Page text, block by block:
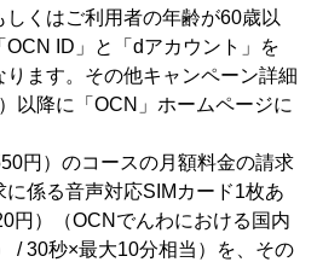
しくはご利用者の年齢が60歳以
OCN ID」と「dアカウント」を
ます。その他キャンペーン詳細
以降に「OCN」ホームページに
円）のコースの月額料金の請求
係る音声対応SIMカード1枚あ
円）（OCNでんわにおける国内
/ 30秒×最大10分相当）を、その